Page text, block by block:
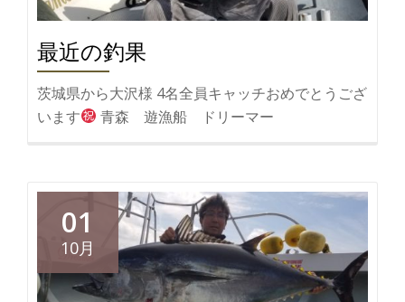
最近の釣果
茨城県から大沢様 4名全員キャッチおめでとうござ
います
青森 遊漁船 ドリーマー
01
10月